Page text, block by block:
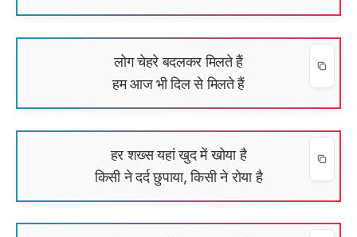
लोग चेहरे बदलकर मिलते हैं
हम आज भी दिल से मिलते हैं
हर शख्स यहां खुद में खोया है
किसी ने दर्द छुपाया, किसी ने रोया है